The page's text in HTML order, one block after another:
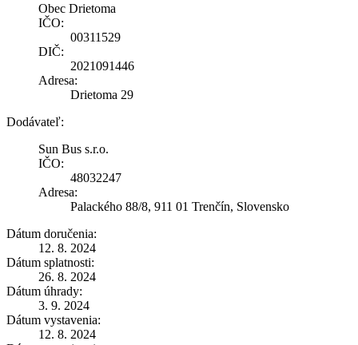
Obec Drietoma
IČO:
00311529
DIČ:
2021091446
Adresa:
Drietoma 29
Dodávateľ:
Sun Bus s.r.o.
IČO:
48032247
Adresa:
Palackého 88/8, 911 01 Trenčín, Slovensko
Dátum doručenia:
12. 8. 2024
Dátum splatnosti:
26. 8. 2024
Dátum úhrady:
3. 9. 2024
Dátum vystavenia:
12. 8. 2024